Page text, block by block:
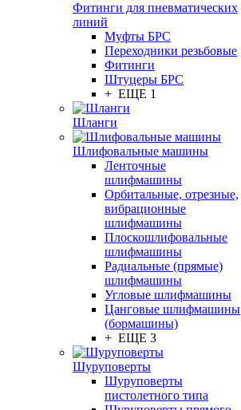
Фитинги для пневматических
линий
Муфты БРС
Переходники резьбовые
Фитинги
Штуцеры БРС
+ ЕЩЕ 1
Шланги
Шлифовальные машины
Ленточные
шлифмашины
Орбитальные, отрезные,
вибрационные
шлифмашины
Плоскошлифовальные
шлифмашины
Радиальные (прямые)
шлифмашины
Угловые шлифмашины
Цанговые шлифмашины
(бормашины)
+ ЕЩЕ 3
Шуруповерты
Шуруповерты
пистолетного типа